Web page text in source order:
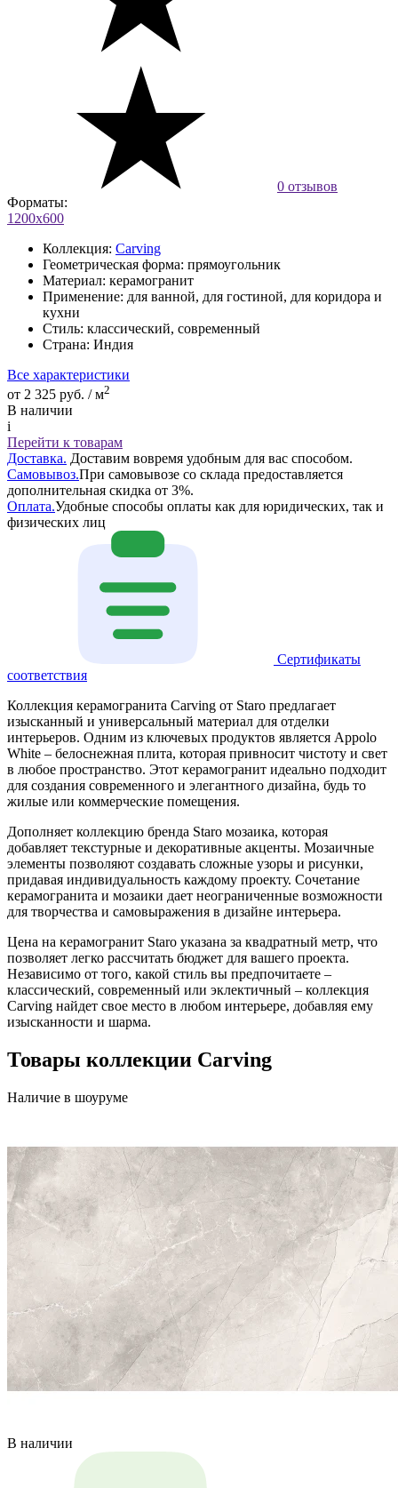
0 отзывов
Форматы:
1200x600
Коллекция: Carving
Геометрическая форма: прямоугольник
Материал: керамогранит
Применение: для ванной, для гостиной, для коридора и
кухни
Стиль: классический, современный
Страна: Индия
Все характеристики
от 2 325 руб. / м2
В наличии
i
Перейти к товарам
Доставка. Доставим вовремя удобным для вас способом.
Самовывоз.При самовывозе со склада предоставляется
дополнительная скидка от 3%.
Оплата.Удобные способы оплаты как для юридических, так и
физических лиц
Сертификаты
соответствия
Коллекция керамогранита Carving от Staro предлагает
изысканный и универсальный материал для отделки
интерьеров. Одним из ключевых продуктов является Appolo
White – белоснежная плита, которая привносит чистоту и свет
в любое пространство. Этот керамогранит идеально подходит
для создания современного и элегантного дизайна, будь то
жилые или коммерческие помещения.
Дополняет коллекцию бренда Staro мозаика, которая
добавляет текстурные и декоративные акценты. Мозаичные
элементы позволяют создавать сложные узоры и рисунки,
придавая индивидуальность каждому проекту. Сочетание
керамогранита и мозаики дает неограниченные возможности
для творчества и самовыражения в дизайне интерьера.
Цена на керамогранит Staro указана за квадратный метр, что
позволяет легко рассчитать бюджет для вашего проекта.
Независимо от того, какой стиль вы предпочитаете –
классический, современный или эклектичный – коллекция
Carving найдет свое место в любом интерьере, добавляя ему
изысканности и шарма.
Товары коллекции Carving
Наличие в шоуруме
В наличии